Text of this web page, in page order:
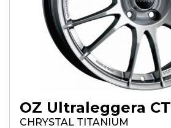
OZ Ultraleggera CT
CHRYSTAL TITANIUM